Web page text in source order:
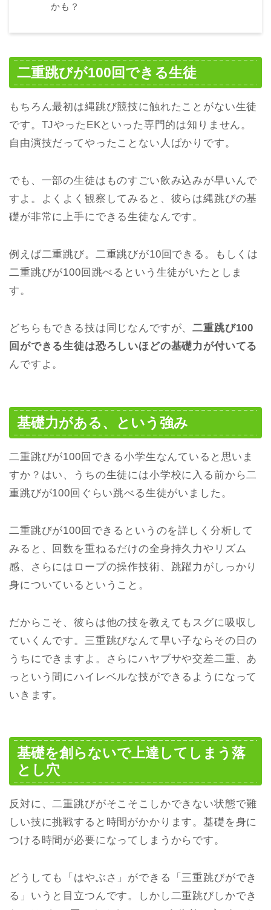
かも？
二重跳びが100回できる生徒
もちろん最初は縄跳び競技に触れたことがない生徒
です。TJやったEKといった専門的は知りません。
自由演技だってやったことない人ばかりです。
でも、一部の生徒はものすごい飲み込みが早いんで
すよ。よくよく観察してみると、彼らは縄跳びの基
礎が非常に上手にできる生徒なんです。
例えば二重跳び。二重跳びが10回できる。もしくは
二重跳びが100回跳べるという生徒がいたとしま
す。
どちらもできる技は同じなんですが、二重跳び100
回ができる生徒は恐ろしいほどの基礎力が付いてる
んですよ。
基礎力がある、という強み
二重跳びが100回できる小学生なんていると思いま
すか？はい、うちの生徒には小学校に入る前から二
重跳びが100回ぐらい跳べる生徒がいました。
二重跳びが100回できるというのを詳しく分析して
みると、回数を重ねるだけの全身持久力やリズム
感、さらにはロープの操作技術、跳躍力がしっかり
身についているということ。
だからこそ、彼らは他の技を教えてもスグに吸収し
ていくんです。三重跳びなんて早い子ならその日の
うちにできますよ。さらにハヤブサや交差二重、あ
っという間にハイレベルな技ができるようになって
いきます。
基礎を創らないで上達してしまう落
とし穴
反対に、二重跳びがそこそこしかできない状態で難
しい技に挑戦すると時間がかかります。基礎を身に
つける時間が必要になってしまうからです。
どうしても「はやぶさ」ができる「三重跳びができ
る」いうと目立つんです。しかし二重跳びしかでき